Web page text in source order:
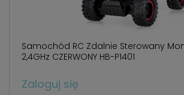
Samochód RC Zdalnie Sterowany
2,4GHz CZERWONY HB-P1401
Zaloguj się